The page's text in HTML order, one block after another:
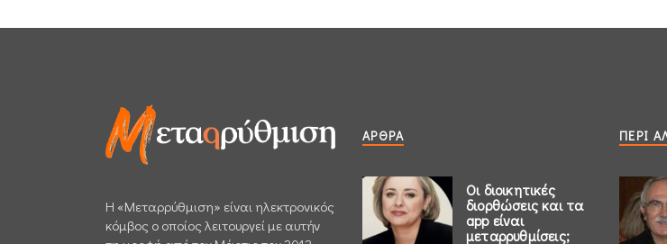
H «Μεταρρύθμιση» είναι ηλεκτρονικός
κόμβος ο οποίος λειτουργεί με αυτήν
ΆΡΘΡΑ
Οι διοικητικές
διορθώσεις και τα
app είναι
μεταρρυθμίσεις;
ΠΕΡΊ